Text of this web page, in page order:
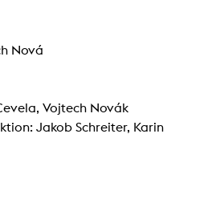
Nová
Vojtech Novák
Jakob Schreiter, Karin